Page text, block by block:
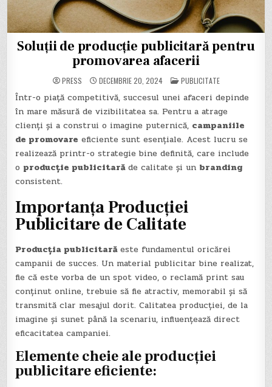
Soluții de producție publicitară pentru
promovarea afacerii
PRESS DECEMBRIE 20, 2024 POSTED
IN
PUBLICITATE
Într-o piață competitivă, succesul unei afaceri depinde
în mare măsură de vizibilitatea sa. Pentru a atrage
clienți și a construi o imagine puternică, campaniile
de promovare eficiente sunt esențiale. Acest lucru se
realizează printr-o strategie bine definită, care include
o producție publicitarăde calitate și un branding
consistent.
Importanța Producției
Publicitare de Calitate
Producția publicitarăeste fundamentul oricărei
campanii de succes. Un material publicitar bine realizat,
fie că este vorba de un spot video, o reclamă print sau
conținut online, trebuie să fie atractiv, memorabil și să
transmită clar mesajul dorit. Calitatea producției, de la
imagine și sunet până la scenariu, influențează direct
eficacitatea campaniei.
Elemente cheie ale producției
publicitare eficiente: